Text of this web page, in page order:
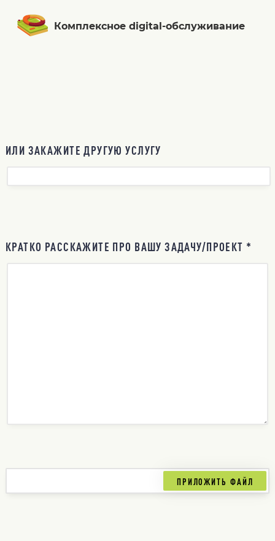
Комплексное digital-обслуживание
ИЛИ ЗАКАЖИТЕ ДРУГУЮ УСЛУГУ
КРАТКО РАССКАЖИТЕ ПРО ВАШУ ЗАДАЧУ/ПРОЕКТ *